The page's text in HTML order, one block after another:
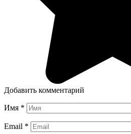
Добавить комментарий
Имя *
Email *